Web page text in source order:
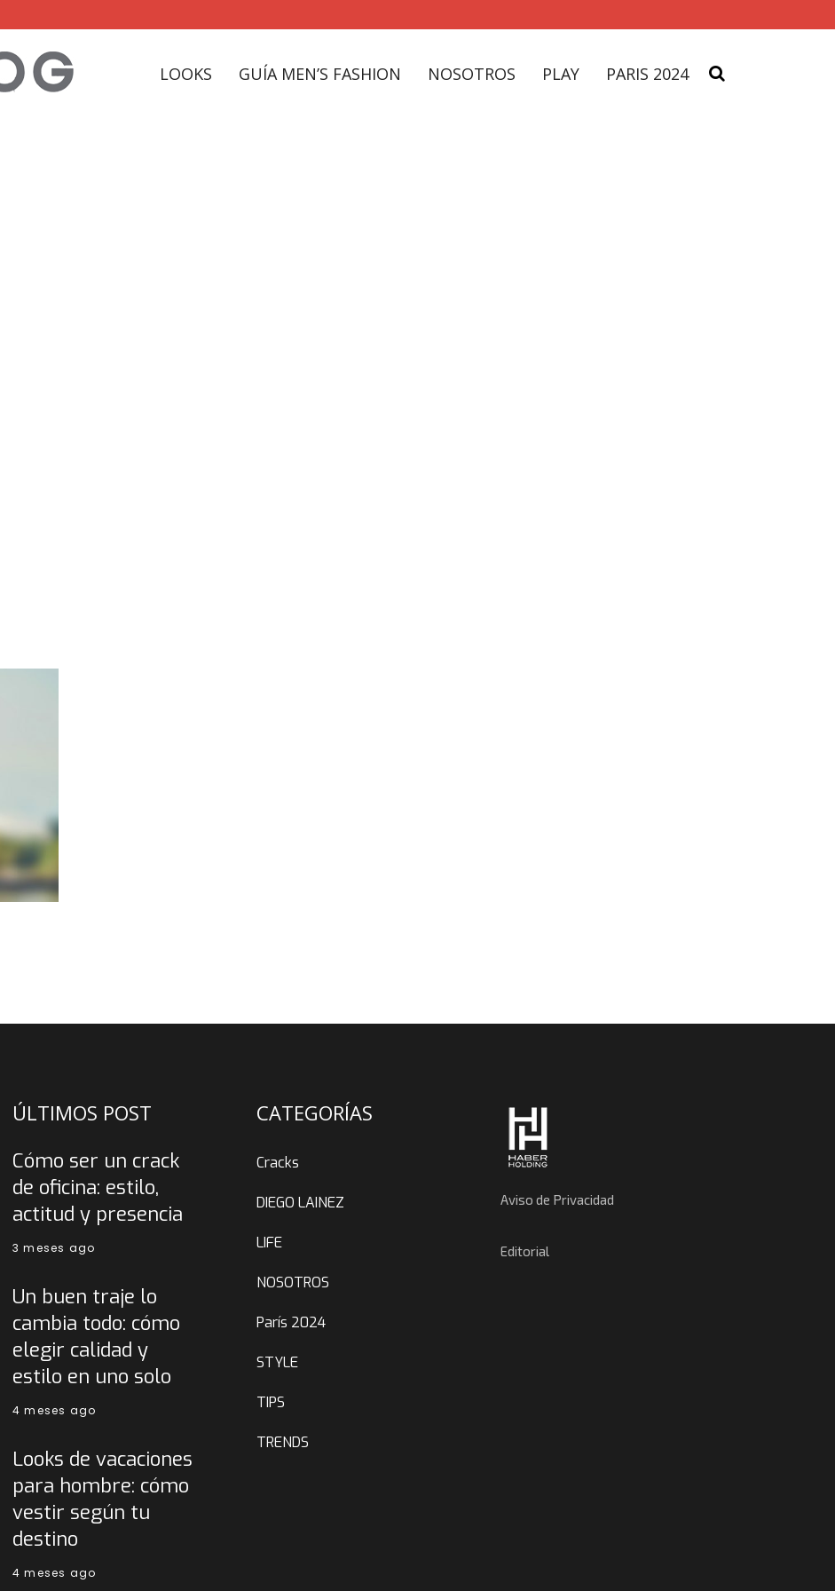
LOOKS GUÍA MEN’S FASHION NOSOTROS PLAY PARIS 2024
ÚLTIMOS POST
Cómo ser un crack
de oficina: estilo,
actitud y presencia
3 meses ago
Un buen traje lo
cambia todo: cómo
elegir calidad y
estilo en uno solo
4 meses ago
Looks de vacaciones
para hombre: cómo
vestir según tu
destino
4 meses ago
CATEGORÍAS
Cracks
DIEGO LAINEZ
LIFE
NOSOTROS
París 2024
STYLE
TIPS
TRENDS
Aviso de Privacidad
Editorial